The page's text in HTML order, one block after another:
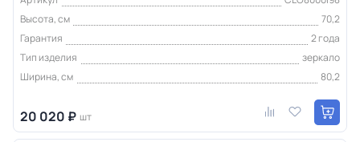
Высота, см
70,2
Гарантия
2 года
Тип изделия
зеркало
Ширина, см
80,2
20 020 ₽ шт